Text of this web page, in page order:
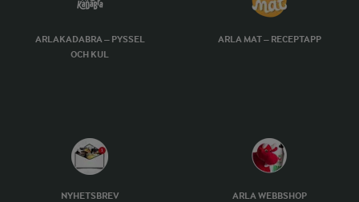
ARLAKADABRA – PYSSEL
OCH KUL
ARLA MAT – RECEPTAPP
NYHETSBREV ARLA WEBBSHOP